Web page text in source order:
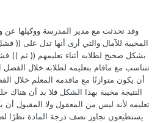
وقد تحدثت مع مدير المدرسة ووكيلها عن
المخيبة للآمال والتي أرى أنها تدل على ((
بشكل صحيح لطلابه أثناء تعليمهم (( ثم ))
تتناسب مع ماقام بتعليمه لطلابه خلال الفصل
أن يكون متوازنًا مع ماقدمه المعلم خلال
النتيجة مخيبة بهذا الشكل فلا بد أن هناك
تعليمه لأنه ليس من المعقول ولا المقبول أن
يستطيعون تجاوز نصف درجة المادة نظرًا